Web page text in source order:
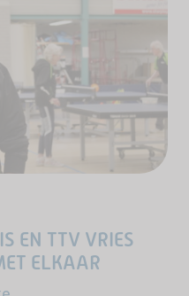
EN TTV VRIES
ELKAAR